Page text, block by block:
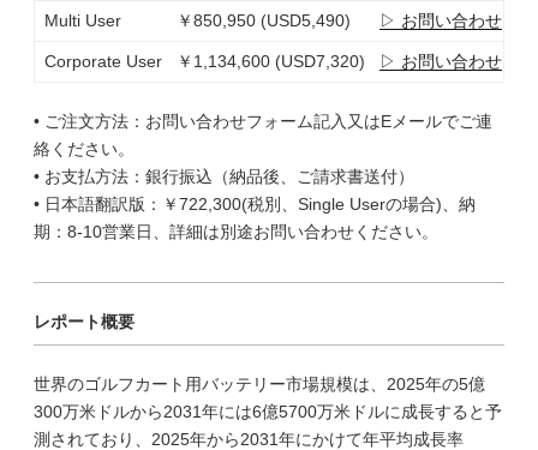
Multi User ￥850,950 (USD5,490) ▷ お問い合わせ
Corporate User ￥1,134,600 (USD7,320) ▷ お問い合わせ
• ご注文方法：お問い合わせフォーム記入又はEメールでご連
絡ください。
• お支払方法：銀行振込（納品後、ご請求書送付）
• 日本語翻訳版：￥722,300(税別、Single Userの場合)、納
期：8-10営業日、詳細は別途お問い合わせください。
レポート概要
世界のゴルフカート用バッテリー市場規模は、2025年の5億
300万米ドルから2031年には6億5700万米ドルに成長すると予
測されており、2025年から2031年にかけて年平均成長率